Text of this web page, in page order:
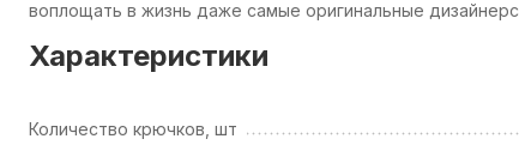
воплощать в жизнь даже самые оригинальные
Характеристики
Количество крючков, шт